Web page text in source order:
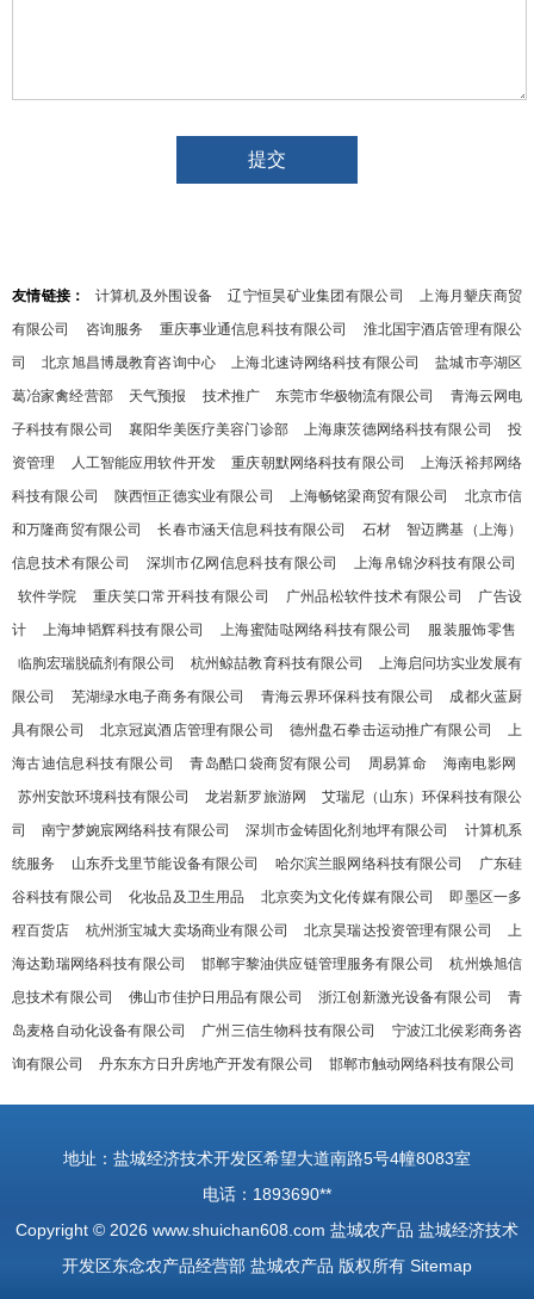
友情链接： 计算机及外围设备 辽宁恒昊矿业集团有限公司
上海月颦庆商贸
有限公司
咨询服务 重庆事业通信息科技有限公司
淮北国宇酒店管理有限公
司
北京旭昌博晟教育咨询中心 上海北速诗网络科技有限公司
盐城市亭湖区
葛冶家禽经营部
天气预报 技术推广 东莞市华极物流有限公司
青海云网电
子科技有限公司
襄阳华美医疗美容门诊部 上海康茨德网络科技有限公司
投
资管理
人工智能应用软件开发 重庆朝默网络科技有限公司
上海沃裕邦网络
科技有限公司
陕西恒正德实业有限公司 上海畅铭梁商贸有限公司
北京市信
和万隆商贸有限公司
长春市涵天信息科技有限公司 石材
智迈腾基（上海）
信息技术有限公司
深圳市亿网信息科技有限公司
上海帛锦汐科技有限公司
软件学院
重庆笑口常开科技有限公司 广州品松软件技术有限公司
广告设
计
上海坤韬辉科技有限公司 上海蜜陆哒网络科技有限公司
服装服饰零售
临朐宏瑞脱硫剂有限公司
杭州鲸喆教育科技有限公司
上海启问坊实业发展有
限公司
芜湖绿水电子商务有限公司 青海云界环保科技有限公司
成都火蓝厨
具有限公司
北京冠岚酒店管理有限公司 德州盘石拳击运动推广有限公司
上
海古迪信息科技有限公司
青岛酷口袋商贸有限公司 周易算命
海南电影网
苏州安歆环境科技有限公司
龙岩新罗旅游网
艾瑞尼（山东）环保科技有限公
司
南宁梦婉宸网络科技有限公司 深圳市金铸固化剂地坪有限公司
计算机系
统服务
山东乔戈里节能设备有限公司 哈尔滨兰眼网络科技有限公司
广东硅
谷科技有限公司
化妆品及卫生用品 北京奕为文化传媒有限公司
即墨区一多
程百货店
杭州浙宝城大卖场商业有限公司 北京昊瑞达投资管理有限公司
上
海达勤瑞网络科技有限公司
邯郸宇黎油供应链管理服务有限公司
杭州焕旭信
息技术有限公司
佛山市佳护日用品有限公司 浙江创新激光设备有限公司
青
岛麦格自动化设备有限公司
广州三信生物科技有限公司
宁波江北侯彩商务咨
询有限公司
丹东东方日升房地产开发有限公司 邯郸市触动网络科技有限公司
地址：盐城经济技术开发区希望大道南路5号4幢8083室
电话：1893690**
Copyright © 2026 www.shuichan608.com 盐城农产品 盐城经济技术
开发区东念农产品经营部 盐城农产品 版权所有 Sitemap